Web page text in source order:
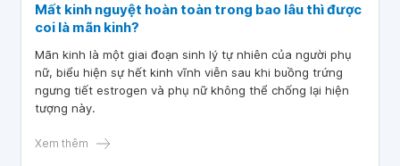
Mất kinh nguyệt hoàn toàn trong bao lâu thì được
coi là mãn kinh?
Mãn kinh là một giai đoạn sinh lý tự nhiên của người phụ
nữ, biểu hiện sự hết kinh vĩnh viễn sau khi buồng trứng
ngưng tiết estrogen và phụ nữ không thể chống lại hiện
tượng này.
Xem thêm